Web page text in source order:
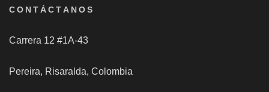
CONTÁCTANOS
Carrera 12 #1A-43
Pereira, Risaralda, Colombia